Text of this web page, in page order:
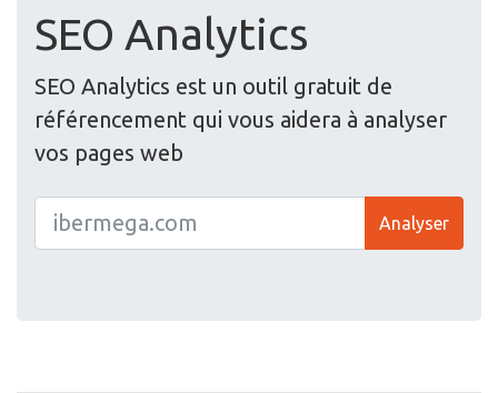
SEO Analytics
SEO Analytics est un outil gratuit de
référencement qui vous aidera à analyser
vos pages web
Analyser